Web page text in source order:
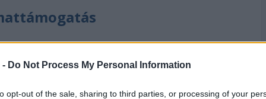
- Do Not Process My Personal Information
opt-out of the sale, sharing to third parties, or processing of your
Hitelgarancia Zrt.és azAgrár-